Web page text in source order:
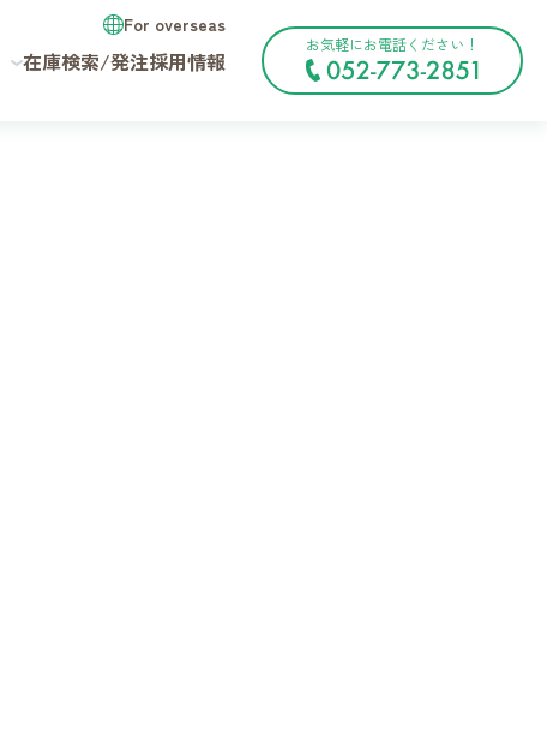
在庫検索/発注
For overseas
採用情報
お気軽にお電話ください！